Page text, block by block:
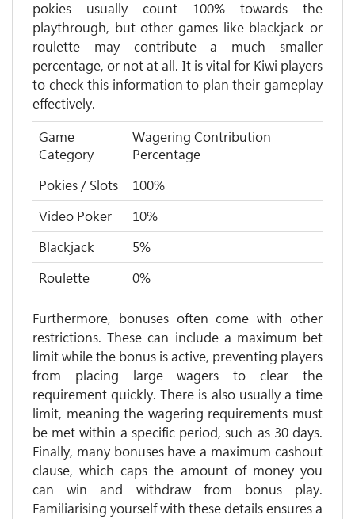
pokies usually count 100% towards the
playthrough, but other games like blackjack or
roulette may contribute a much smaller
percentage, or not at all. It is vital for Kiwi players
to check this information to plan their gameplay
effectively.
Game
Category
Wagering Contribution
Percentage
Pokies / Slots
100%
Video Poker
10%
Blackjack
5%
Roulette
0%
Furthermore, bonuses often come with other
restrictions. These can include a maximum bet
limit while the bonus is active, preventing players
from placing large wagers to clear the
requirement quickly. There is also usually a time
limit, meaning the wagering requirements must
be met within a specific period, such as 30 days.
Finally, many bonuses have a maximum cashout
clause, which caps the amount of money you
can win and withdraw from bonus play.
Familiarising yourself with these details ensures a